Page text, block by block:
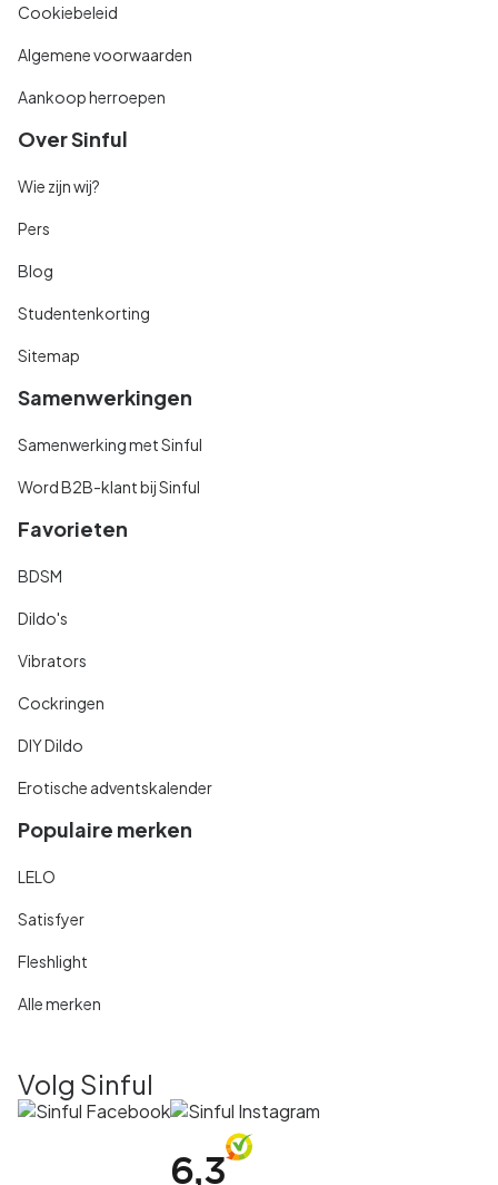
Cookiebeleid
Algemene voorwaarden
Aankoop herroepen
Over Sinful
Wie zijn wij?
Pers
Blog
Studentenkorting
Sitemap
Samenwerkingen
Samenwerking met Sinful
Word B2B-klant bij Sinful
Favorieten
BDSM
Dildo's
Vibrators
Cockringen
DIY Dildo
Erotische adventskalender
Populaire merken
LELO
Satisfyer
Fleshlight
Alle merken
Volg Sinful